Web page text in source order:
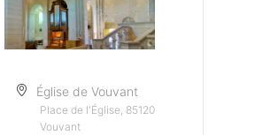
Église de Vouvant
Place de l'Église, 85120
Vouvant